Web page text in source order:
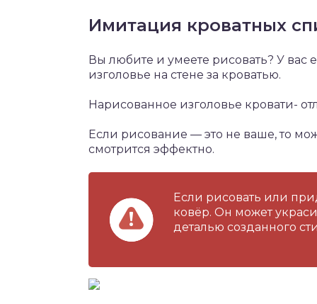
Имитация кроватных
Вы любите и умеете рисовать? У вас
изголовье на стене за кроватью.
Нарисованное изголовье кровати-
Если рисование — это не ваше, то
смотрится эффектно.
Если рисовать или
ковёр. Он может
деталью созданного